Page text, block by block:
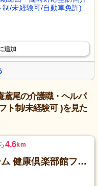
/未経験可/自動車免許)
追加
鳶尾の介護職・ヘルパ
ト制/未経験可 )を見た
4.6km
介護付有料老人ホーム 健康倶楽部館ファンコート厚木